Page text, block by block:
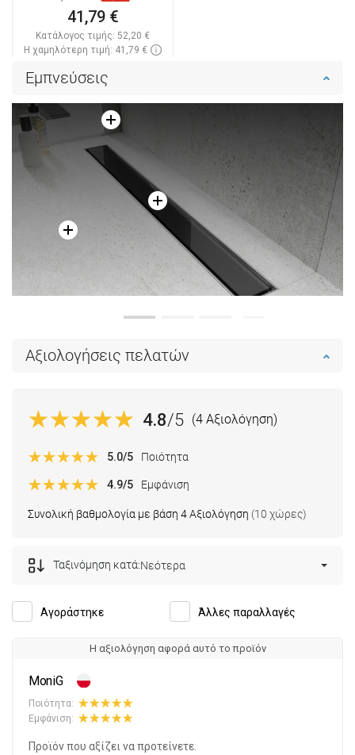
41,79 €
Κατάλογος τιμής: 52,20 €
Η χαμηλότερη τιμή: 41,79 €
favorite_border Αγαπημένα
Εμπνεύσεις
Αξιολογήσεις πελατών
4.8/5 (4 Αξιολόγηση)
Συνολική βαθμολογία με βάση 4 Αξιολόγηση (10 χώρες)
5.0/5 Ποιότητα
4.9/5 Εμφάνιση
Αγοράστηκε Άλλες παραλλαγές
Ταξινόμηση κατά:Νεότερα
Η αξιολόγηση αφορά αυτό το προϊόν
MoniG
Ποιότητα:
Εμφάνιση:
Προϊόν που αξίζει να προτείνετε.